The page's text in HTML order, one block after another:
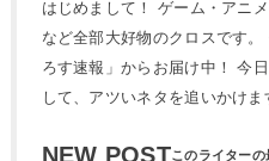
はじめまして！ ゲーム・アニ
など全部大好物のクロスです
ろす速報」からお届け中！ 今
して、アツいネタを追いかけま
NEW POST